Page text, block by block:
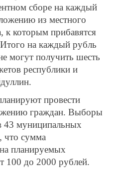
сборе на каждый
из местного
к которым прибавятся
на каждый рубль
могут получить шесть
республики и
провести
граждан. Выборы
43 муниципальных
что сумма
планируемых
100 до 2000 рублей.